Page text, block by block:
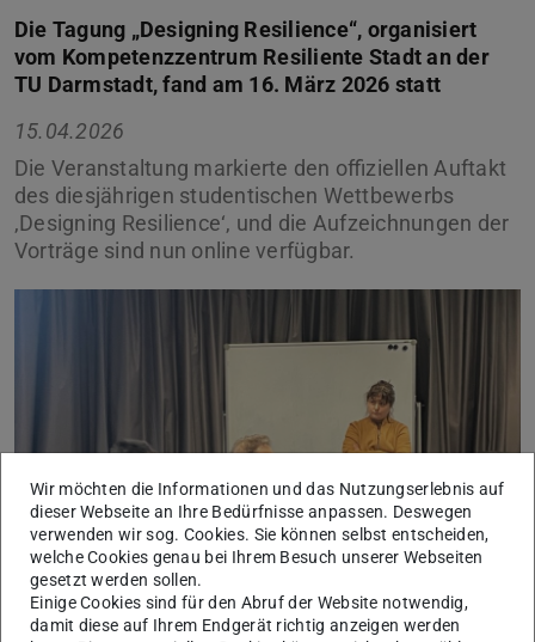
Die Tagung „Designing Resilience“, organisiert
vom Kompetenzzentrum Resiliente Stadt an der
TU Darmstadt, fand am 16. März 2026 statt
15.04.2026
Die Veranstaltung markierte den offiziellen Auftakt
des diesjährigen studentischen Wettbewerbs
‚Designing Resilience‘, und die Aufzeichnungen der
Vorträge sind nun online verfügbar.
Die Aufzeichnungen der Vorträge der Tagung‚Designing
Wir möchten die Informationen und das Nutzungserlebnis auf
dieser Webseite an Ihre Bedürfnisse anpassen. Deswegen
verwenden wir sog. Cookies. Sie können selbst entscheiden,
welche Cookies genau bei Ihrem Besuch unserer Webseiten
gesetzt werden sollen.
Einige Cookies sind für den Abruf der Website notwendig,
damit diese auf Ihrem Endgerät richtig anzeigen werden